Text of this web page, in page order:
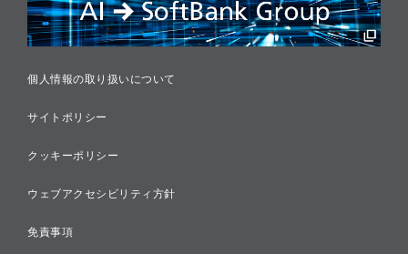
税務に対する取り組み
採用情報
個人情報の取り扱いについて
サイトポリシー
クッキーポリシー
ウェブアクセシビリティ方針
免責事項